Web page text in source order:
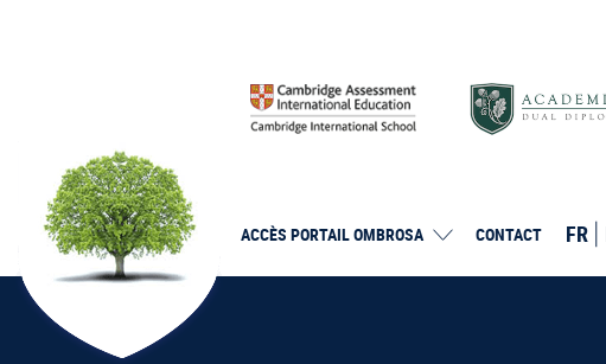
ACCÈS PORTAILOMBROSA CONTACT FR